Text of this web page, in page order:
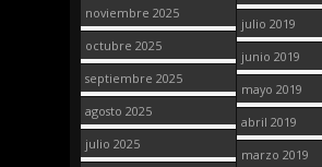
noviembre 2025
octubre 2025
septiembre 2025
agosto 2025
julio 2025
julio 2019
junio 2019
mayo 2019
abril 2019
marzo 2019